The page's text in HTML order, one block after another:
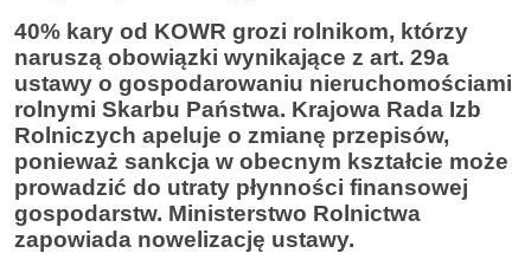
40% kary od KOWR grozi rolnikom, którzy
naruszą obowiązki wynikające z art. 29a
ustawy o gospodarowaniu nieruchomościami
rolnymi Skarbu Państwa. Krajowa Rada Izb
Rolniczych apeluje o zmianę przepisów,
ponieważ sankcja w obecnym kształcie może
prowadzić do utraty płynności finansowej
gospodarstw. Ministerstwo Rolnictwa
zapowiada nowelizację ustawy.